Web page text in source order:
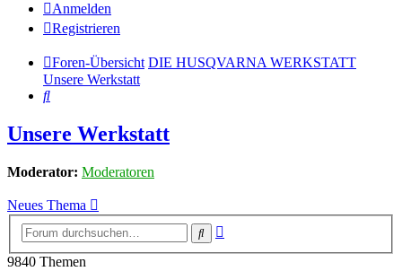
Anmelden
Registrieren
Foren-Übersicht DIE HUSQVARNA WERKSTATT
Unsere Werkstatt
Suche
Unsere Werkstatt
Moderator: Moderatoren
Neues Thema
Suche
9840 Themen